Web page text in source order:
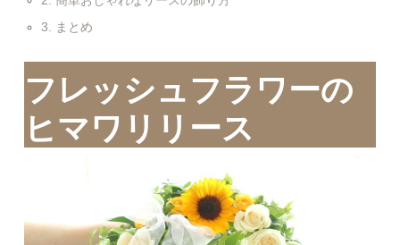
3.
まとめ
フレッシュフラワーの
ヒマワリリース